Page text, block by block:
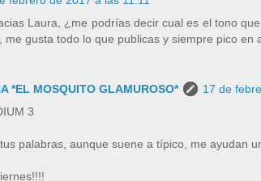
Laura, ¿me podrías decir cual es el tono
me gusta todo lo que publicas y siempre pico en
*EL MOSQUITO GLAMUROSO*
17 de
3
palabras, aunque suene a típico, me ayudan